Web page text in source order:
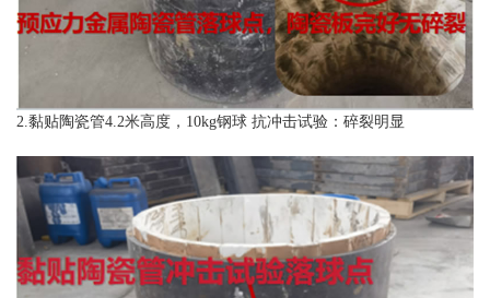
2.黏贴陶瓷管4.2米高度，10kg钢球 抗冲击试验：碎裂明显